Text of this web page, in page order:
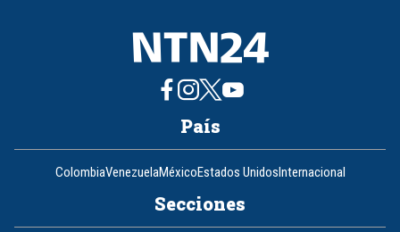
País
ColombiaVenezuelaMéxicoEstados UnidosInternacional
Secciones